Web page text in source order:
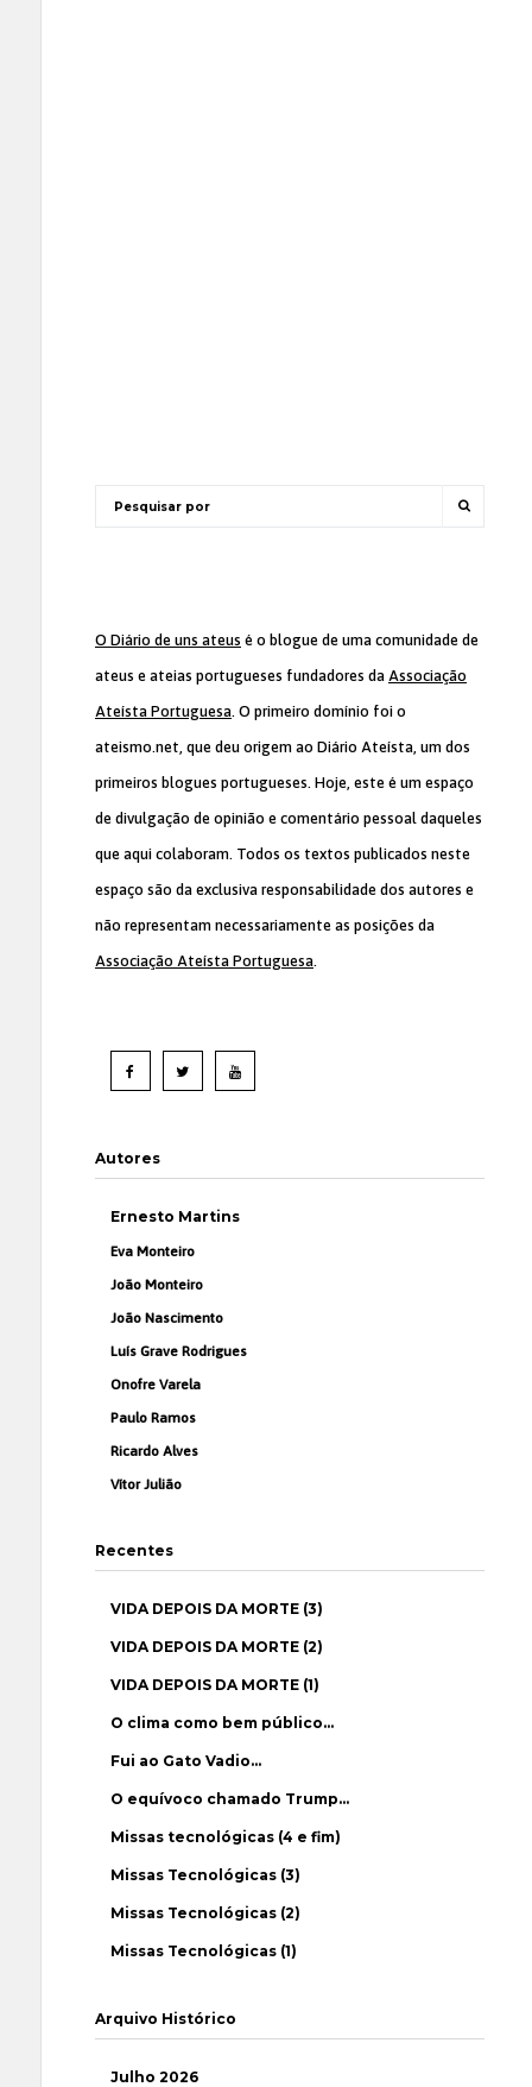
O Diário de uns ateus é o blogue de uma comunidade de
ateus e ateias portugueses fundadores da Associação
Ateísta Portuguesa. O primeiro domínio foi o
ateismo.net, que deu origem ao Diário Ateísta, um dos
primeiros blogues portugueses. Hoje, este é um espaço
de divulgação de opinião e comentário pessoal daqueles
que aqui colaboram. Todos os textos publicados neste
espaço são da exclusiva responsabilidade dos autores e
não representam necessariamente as posições da
Associação Ateísta Portuguesa.
Autores
Ernesto Martins
Eva Monteiro
João Monteiro
João Nascimento
Luís Grave Rodrigues
Onofre Varela
Paulo Ramos
Ricardo Alves
Vítor Julião
Recentes
VIDA DEPOIS DA MORTE (3)
VIDA DEPOIS DA MORTE (2)
VIDA DEPOIS DA MORTE (1)
O clima como bem público…
Fui ao Gato Vadio…
O equívoco chamado Trump…
Missas tecnológicas (4 e fim)
Missas Tecnológicas (3)
Missas Tecnológicas (2)
Missas Tecnológicas (1)
Arquivo Histórico
Julho 2026